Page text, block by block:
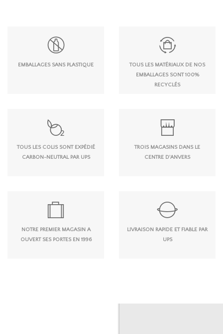
EMBALLAGES SANS PLASTIQUE
TOUS LES MATÉRIAUX DE NOS
EMBALLAGES SONT 100%
RECYCLÉS
TOUS LES COLIS SONT EXPÉDIÉ
CARBON-NEUTRAL PAR UPS
TROIS MAGASINS DANS LE
CENTRE D'ANVERS
NOTRE PREMIER MAGASIN A
OUVERT SES PORTES EN 1996
LIVRAISON RAPIDE ET FIABLE PAR
UPS